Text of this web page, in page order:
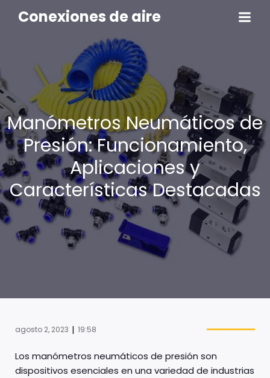
Conexiones de aire
Manómetros Neumáticos de
Presión: Funcionamiento,
Aplicaciones y
Características Destacadas
agosto 2, 2023 | 19:58
Los manómetros neumáticos de presión son
dispositivos esenciales en una variedad de industrias